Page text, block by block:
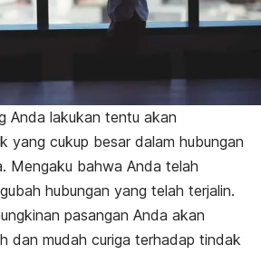
Anda lakukan tentu akan
yang cukup besar dalam hubungan
Mengaku bahwa Anda telah
hubungan yang telah terjalin.
pasangan Anda akan
dan mudah curiga terhadap tindak